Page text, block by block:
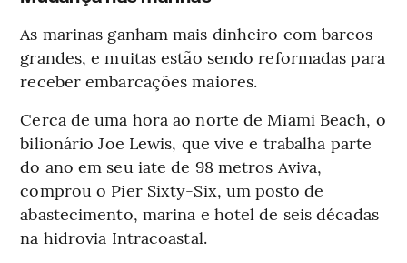
As marinas ganham mais dinheiro com barcos
grandes, e muitas estão sendo reformadas para
receber embarcações maiores.
Cerca de uma hora ao norte de Miami Beach, o
bilionário Joe Lewis, que vive e trabalha parte
do ano em seu iate de 98 metros Aviva,
comprou o Pier Sixty-Six, um posto de
abastecimento, marina e hotel de seis décadas
na hidrovia Intracoastal.